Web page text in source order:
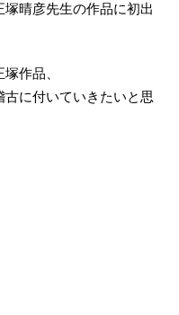
晴彦先生の作品に初出
作品、
に付いていきたいと思